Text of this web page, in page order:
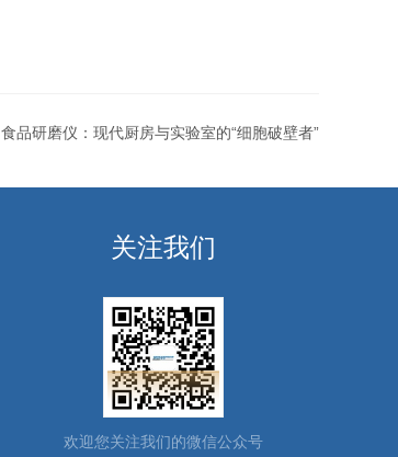
食品研磨仪：现代厨房与实验室的“细胞破壁者”
关注我们
欢迎您关注我们的微信公众号